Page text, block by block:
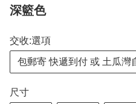
深籃色
交收:選項
包郵寄 快遞到付 或 土瓜灣
尺寸